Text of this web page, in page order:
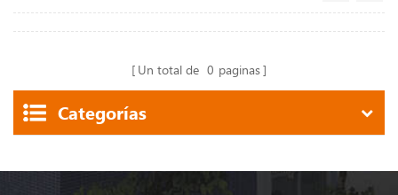
Un total de 0 paginas
Categorías